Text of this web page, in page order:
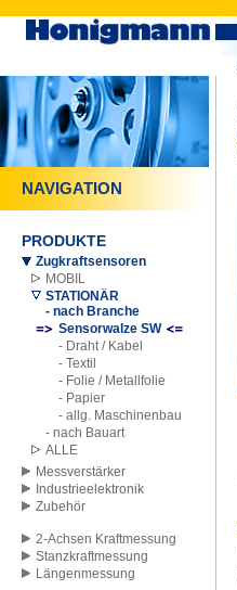
NAVIGATION
PRODUKTE
Zugkraftsensoren
MOBIL
STATIONÄR
- nach Branche
Sensorwalze SW
- Draht / Kabel
- Textil
- Folie / Metallfolie
- Papier
- allg. Maschinenbau
- nach Bauart
ALLE
Messverstärker
Industrieelektronik
Zubehör
2-Achsen Kraftmessung
Stanzkraftmessung
Längenmessung